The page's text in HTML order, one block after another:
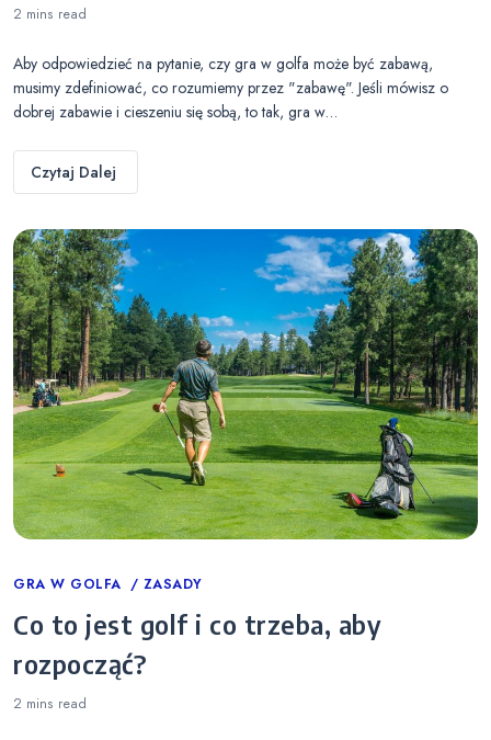
2 mins read
Aby odpowiedzieć na pytanie, czy gra w golfa może być zabawą,
musimy zdefiniować, co rozumiemy przez "zabawę". Jeśli mówisz o
dobrej zabawie i cieszeniu się sobą, to tak, gra w…
Czytaj Dalej
Categories
GRA W GOLFA ZASADY
Co to jest golf i co trzeba, aby
rozpocząć?
2 mins read